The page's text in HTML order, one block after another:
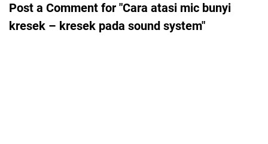
Post a Comment for "Cara atasi mic bunyi
kresek – kresek pada sound system"